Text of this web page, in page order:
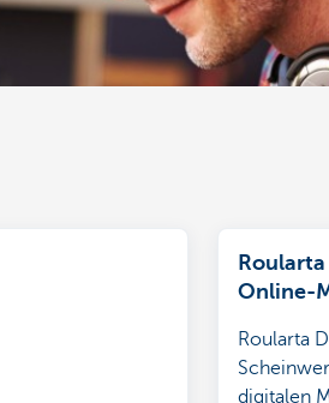
Online-
Roularta
digitalen